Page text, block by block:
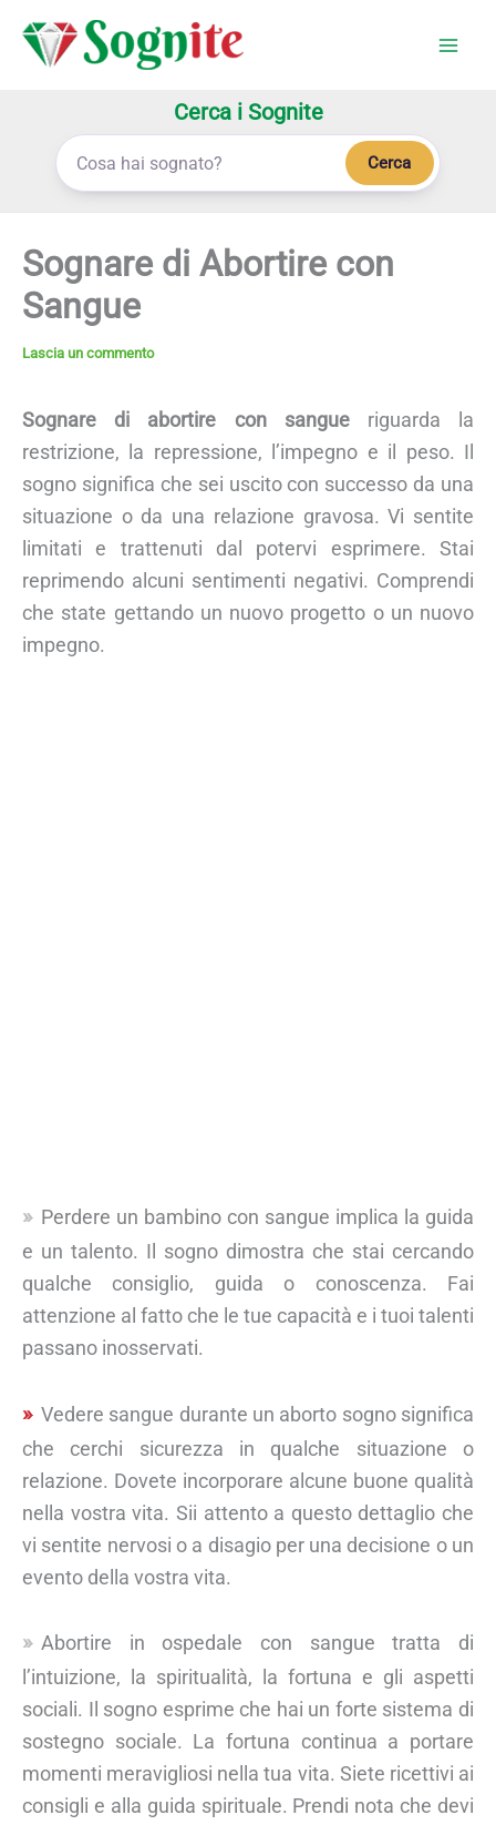
Cerca i Sognite
Cerca
Sognare di Abortire con
Sangue
Lascia un commento
Sognare di abortire con sangueriguarda la
restrizione, la repressione, l’impegno e il peso. Il
sogno significa che sei uscito con successo da una
situazione o da una relazione gravosa. Vi sentite
limitati e trattenuti dal potervi esprimere. Stai
reprimendo alcuni sentimenti negativi. Comprendi
che state gettando un nuovo progetto o un nuovo
impegno.
Perdere un bambino con sangue implica la guida
e un talento. Il sogno dimostra che stai cercando
qualche consiglio, guida o conoscenza. Fai
attenzione al fatto che le tue capacità e i tuoi talenti
passano inosservati.
Vedere sangue durante un aborto sogno significa
che cerchi sicurezza in qualche situazione o
relazione. Dovete incorporare alcune buone qualità
nella vostra vita. Sii attento a questo dettaglio che
vi sentite nervosi o a disagio per una decisione o un
evento della vostra vita.
Abortire in ospedale con sangue tratta di
l’intuizione, la spiritualità, la fortuna e gli aspetti
sociali. Il sogno esprime che hai un forte sistema di
sostegno sociale. La fortuna continua a portare
momenti meravigliosi nella tua vita. Siete ricettivi ai
consigli e alla guida spirituale. Prendi nota che devi